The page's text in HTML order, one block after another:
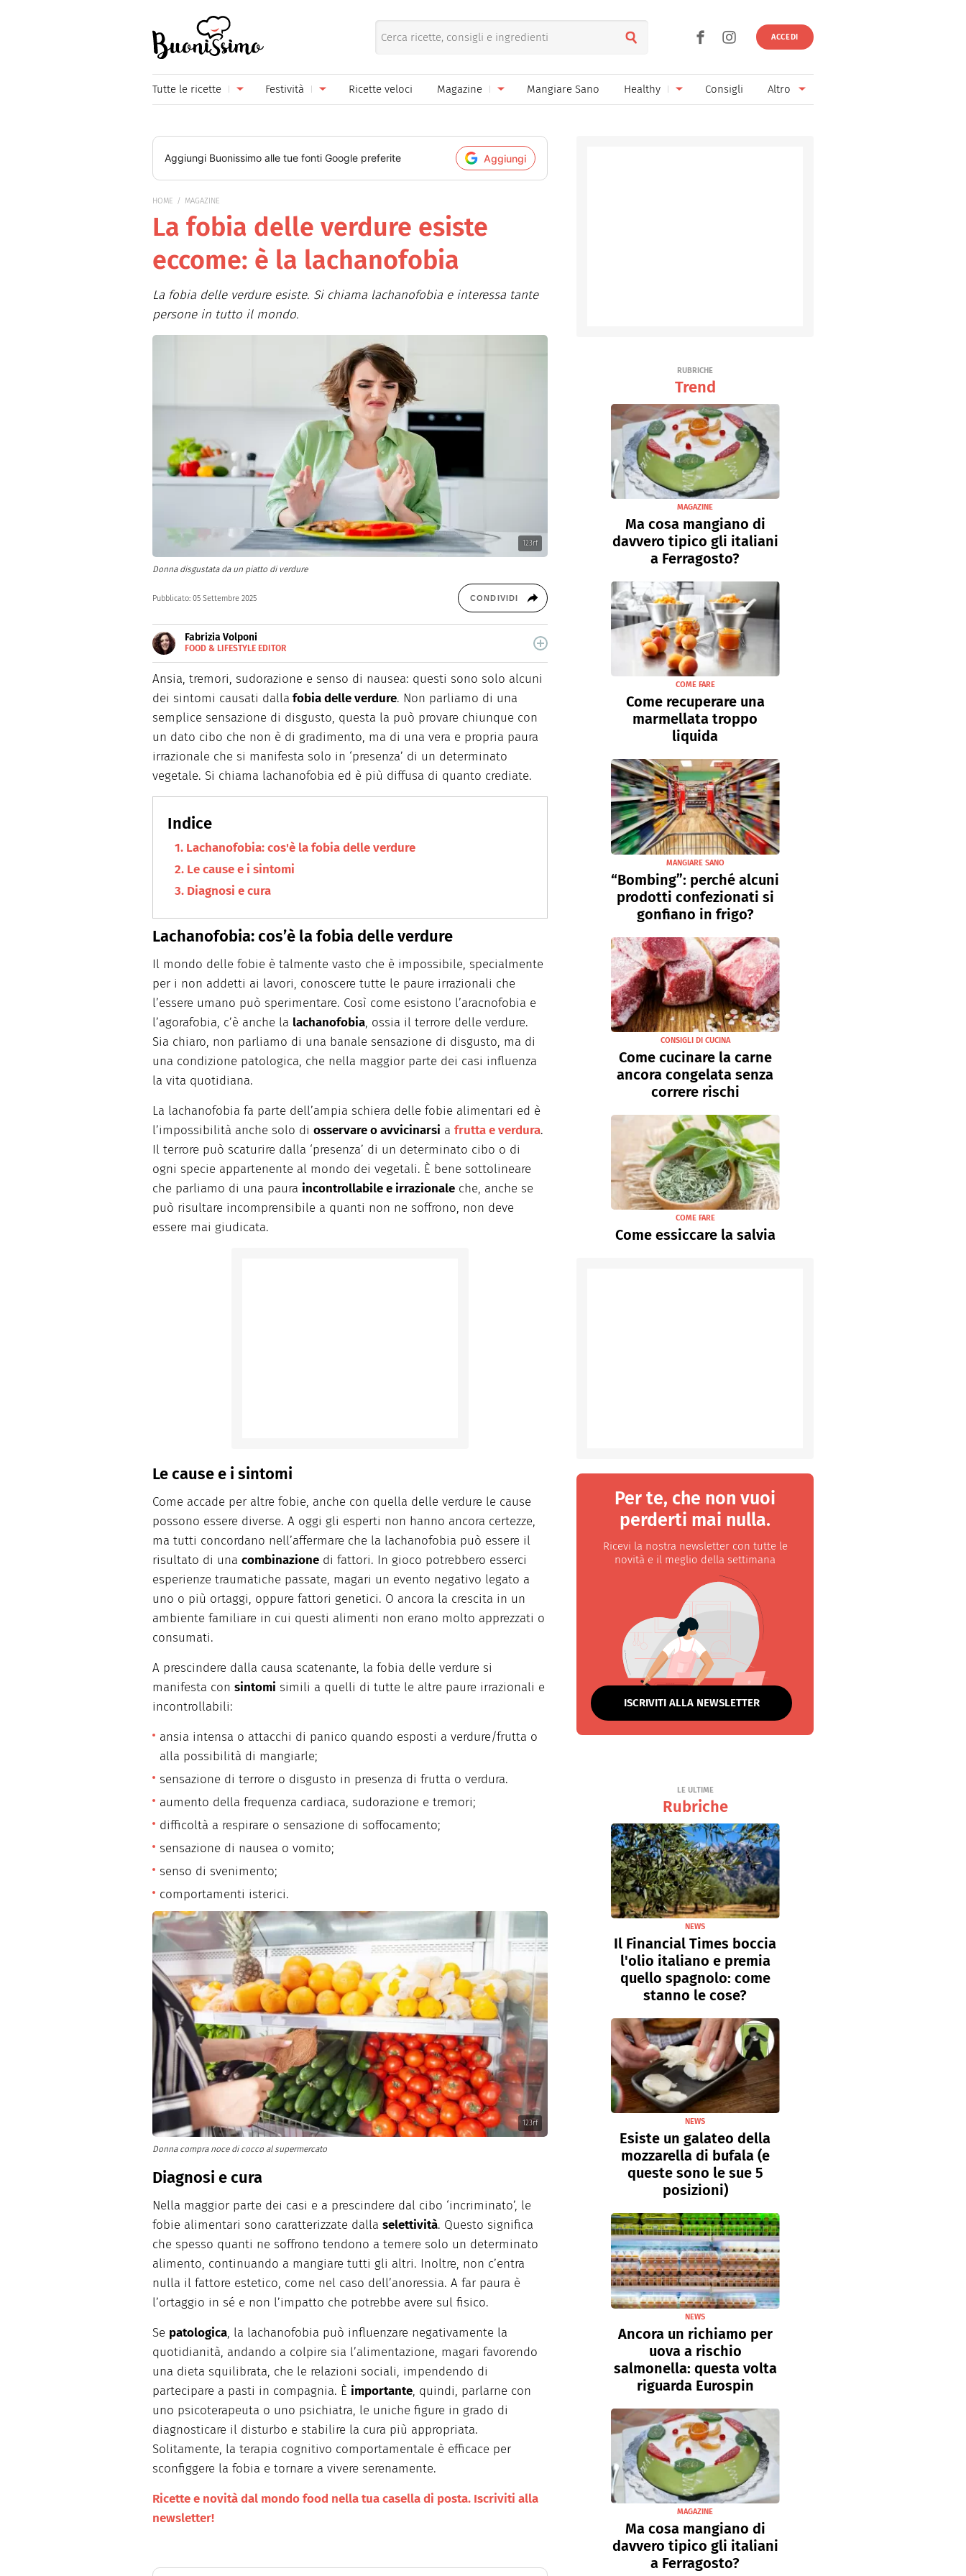
ACCEDI
Tutte le ricette
Primi piatti Pane pizza focacce
Secondi piatti Salse e sughi
Piatti unici Marmellate e confetture
Formaggi Ricette di base
Frutta Bevande
Festività
Carnevale
Festa della Donna
Festa della Mamma
Halloween
Natale
San Valentino
Ricette veloci Magazine Mangiare Sano Healthy Consigli Altro
Aggiungi Buonissimo alle tue fonti Google preferite Aggiungi
HOME MAGAZINE
La fobia delle verdure esiste
eccome: è la lachanofobia
La fobia delle verdure esiste. Si chiama lachanofobia e interessa tante
persone in tutto il mondo.
123rf
Donna disgustata da un piatto di verdure
Pubblicato: 05 Settembre 2025 CONDIVIDI
Fabrizia Volponi
FOOD & LIFESTYLE EDITOR
Nata nella città delle 100 torri, è laureata in Scienze Storiche. Curiosa e
schietta, scrive di lifestyle, food e green dal 2018.
Ansia, tremori, sudorazione e senso di nausea: questi sono solo alcuni
dei sintomi causati dalla fobia delle verdure. Non parliamo di una
semplice sensazione di disgusto, questa la può provare chiunque con
un dato cibo che non è di gradimento, ma di una vera e propria paura
irrazionale che si manifesta solo in ‘presenza’ di un determinato
vegetale. Si chiama lachanofobia ed è più diffusa di quanto crediate.
Lachanofobia: cos'è la fobia delle verdure
Le cause e i sintomi
Diagnosi e cura
Lachanofobia: cos’è la fobia delle verdure
Il mondo delle fobie è talmente vasto che è impossibile, specialmente
per i non addetti ai lavori, conoscere tutte le paure irrazionali che
l’essere umano può sperimentare. Così come esistono l’aracnofobia e
l’agorafobia, c’è anche la lachanofobia, ossia il terrore delle verdure.
Sia chiaro, non parliamo di una banale sensazione di disgusto, ma di
una condizione patologica, che nella maggior parte dei casi influenza
la vita quotidiana.
La lachanofobia fa parte dell’ampia schiera delle fobie alimentari ed è
l’impossibilità anche solo di osservare o avvicinarsi a frutta e verdura.
Il terrore può scaturire dalla ‘presenza’ di un determinato cibo o di
ogni specie appartenente al mondo dei vegetali. È bene sottolineare
che parliamo di una paura incontrollabile e irrazionale che, anche se
può risultare incomprensibile a quanti non ne soffrono, non deve
essere mai giudicata.
Le cause e i sintomi
Come accade per altre fobie, anche con quella delle verdure le cause
possono essere diverse. A oggi gli esperti non hanno ancora certezze,
ma tutti concordano nell’affermare che la lachanofobia può essere il
risultato di una combinazione di fattori. In gioco potrebbero esserci
esperienze traumatiche passate, magari un evento negativo legato a
uno o più ortaggi, oppure fattori genetici. O ancora la crescita in un
ambiente familiare in cui questi alimenti non erano molto apprezzati o
consumati.
A prescindere dalla causa scatenante, la fobia delle verdure si
manifesta con sintomi simili a quelli di tutte le altre paure irrazionali e
incontrollabili:
ansia intensa o attacchi di panico quando esposti a verdure/frutta o
alla possibilità di mangiarle;
sensazione di terrore o disgusto in presenza di frutta o verdura.
aumento della frequenza cardiaca, sudorazione e tremori;
difficoltà a respirare o sensazione di soffocamento;
sensazione di nausea o vomito;
senso di svenimento;
comportamenti isterici.
123rf
Donna compra noce di cocco al supermercato
Diagnosi e cura
Nella maggior parte dei casi e a prescindere dal cibo ‘incriminato’, le
fobie alimentari sono caratterizzate dalla selettività. Questo significa
che spesso quanti ne soffrono tendono a temere solo un determinato
alimento, continuando a mangiare tutti gli altri. Inoltre, non c’entra
nulla il fattore estetico, come nel caso dell’anoressia. A far paura è
l’ortaggio in sé e non l’impatto che potrebbe avere sul fisico.
Se patologica, la lachanofobia può influenzare negativamente la
quotidianità, andando a colpire sia l’alimentazione, magari favorendo
una dieta squilibrata, che le relazioni sociali, impendendo di
partecipare a pasti in compagnia. È importante, quindi, parlarne con
uno psicoterapeuta o uno psichiatra, le uniche figure in grado di
diagnosticare il disturbo e stabilire la cura più appropriata.
Solitamente, la terapia cognitivo comportamentale è efficace per
sconfiggere la fobia e tornare a vivere serenamente.
Ricette e novità dal mondo food nella tua casella di posta. Iscriviti alla
newsletter!
RUBRICHE
Trend
MAGAZINE
Ma cosa mangiano di
davvero tipico gli italiani
a Ferragosto?
COME FARE
Come recuperare una
marmellata troppo
liquida
MANGIARE SANO
“Bombing”: perché alcuni
prodotti confezionati si
gonfiano in frigo?
CONSIGLI DI CUCINA
Come cucinare la carne
ancora congelata senza
correre rischi
COME FARE
Come essiccare la salvia
Per te, che non vuoi
perderti mai nulla.
Ricevi la nostra newsletter con tutte le
novità e il meglio della settimana
ISCRIVITI ALLA NEWSLETTER
LE ULTIME
Rubriche
NEWS
Il Financial Times boccia
l'olio italiano e premia
quello spagnolo: come
stanno le cose?
NEWS
Esiste un galateo della
mozzarella di bufala (e
queste sono le sue 5
posizioni)
NEWS
Ancora un richiamo per
uova a rischio
salmonella: questa volta
riguarda Eurospin
MAGAZINE
Ma cosa mangiano di
davvero tipico gli italiani
a Ferragosto?